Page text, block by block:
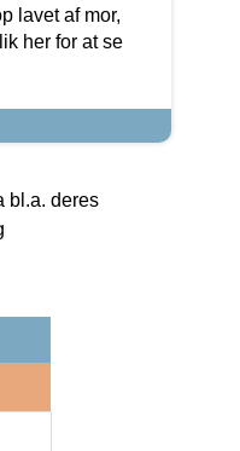
lavet af mor,
her for at se
bl.a. deres